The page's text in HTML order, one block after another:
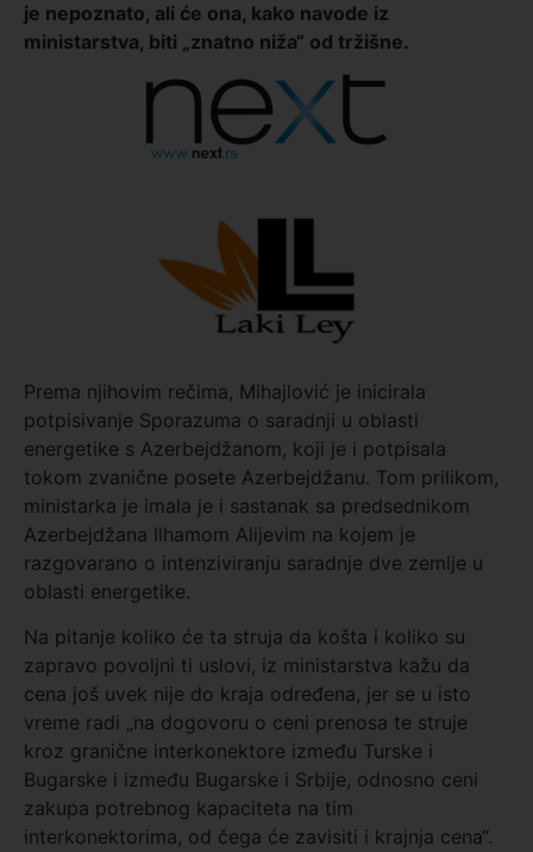
je nepoznato, ali će ona, kako navode iz
ministarstva, biti „znatno niža“ od tržišne.
Prema njihovim rečima, Mihajlović je inicirala
potpisivanje Sporazuma o saradnji u oblasti
energetike s Azerbejdžanom, koji je i potpisala
tokom zvanične posete Azerbejdžanu. Tom prilikom,
ministarka je imala je i sastanak sa predsednikom
Azerbejdžana Ilhamom Alijevim na kojem je
razgovarano o intenziviranju saradnje dve zemlje u
oblasti energetike.
Na pitanje koliko će ta struja da košta i koliko su
zapravo povoljni ti uslovi, iz ministarstva kažu da
cena još uvek nije do kraja određena, jer se u isto
vreme radi „na dogovoru o ceni prenosa te struje
kroz granične interkonektore između Turske i
Bugarske i između Bugarske i Srbije, odnosno ceni
zakupa potrebnog kapaciteta na tim
interkonektorima, od čega će zavisiti i krajnja cena“.